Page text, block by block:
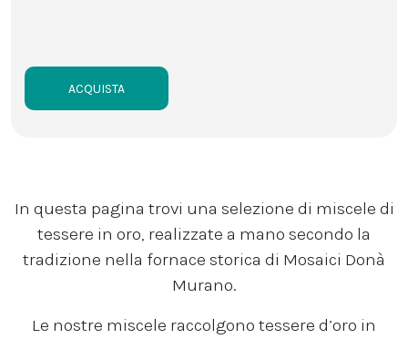
ACQUISTA
In questa pagina trovi una selezione di miscele di
tessere in oro, realizzate a mano secondo la
tradizione nella fornace storica di Mosaici Donà
Murano.
Le nostre miscele raccolgono tessere d’oro in